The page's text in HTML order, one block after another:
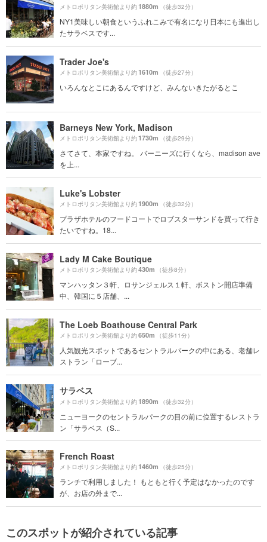
メトロポリタン美術館より約1880m （徒歩32分）
NY1美味しい朝食というふれこみで有名になり日本にも進出し
たサラベスです...
Trader Joe's
メトロポリタン美術館より約1610m （徒歩27分）
いろんなとこにあるんですけど、みんないきたがるとこ
Barneys New York, Madison
メトロポリタン美術館より約1730m （徒歩29分）
さてさて、本家ですね。 バーニーズに行くなら、madison ave
を上...
Luke's Lobster
メトロポリタン美術館より約1900m （徒歩32分）
プラザホテルのフードコートでロブスターサンドを買って行き
たいですね。18...
Lady M Cake Boutique
メトロポリタン美術館より約430m （徒歩8分）
マンハッタン３軒、ロサンジェルス１軒、ボストン開店準備
中、韓国に５店舗、...
The Loeb Boathouse Central Park
メトロポリタン美術館より約650m （徒歩11分）
人気観光スポットであるセントラルパークの中にある、老舗レ
ストラン「ローブ...
サラベス
メトロポリタン美術館より約1890m （徒歩32分）
ニューヨークのセントラルパークの目の前に位置するレストラ
ン「サラベス（S...
French Roast
メトロポリタン美術館より約1460m （徒歩25分）
ランチで利用しました！ もともと行く予定はなかったのです
が、お店の外まで...
このスポットが紹介されている記事